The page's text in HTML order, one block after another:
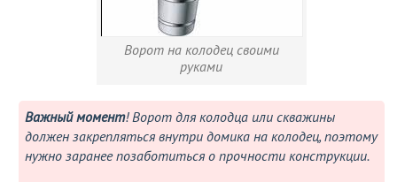
Ворот на колодец своими
руками
Важный момент! Ворот для колодца или скважины
должен закрепляться внутри домика на колодец, поэтому
нужно заранее позаботиться о прочности конструкции.